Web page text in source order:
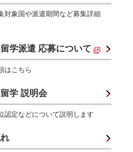
対象国や派遣期間など募集詳細
学派遣 応募について
はこちら
学 説明会
認定などについて説明します